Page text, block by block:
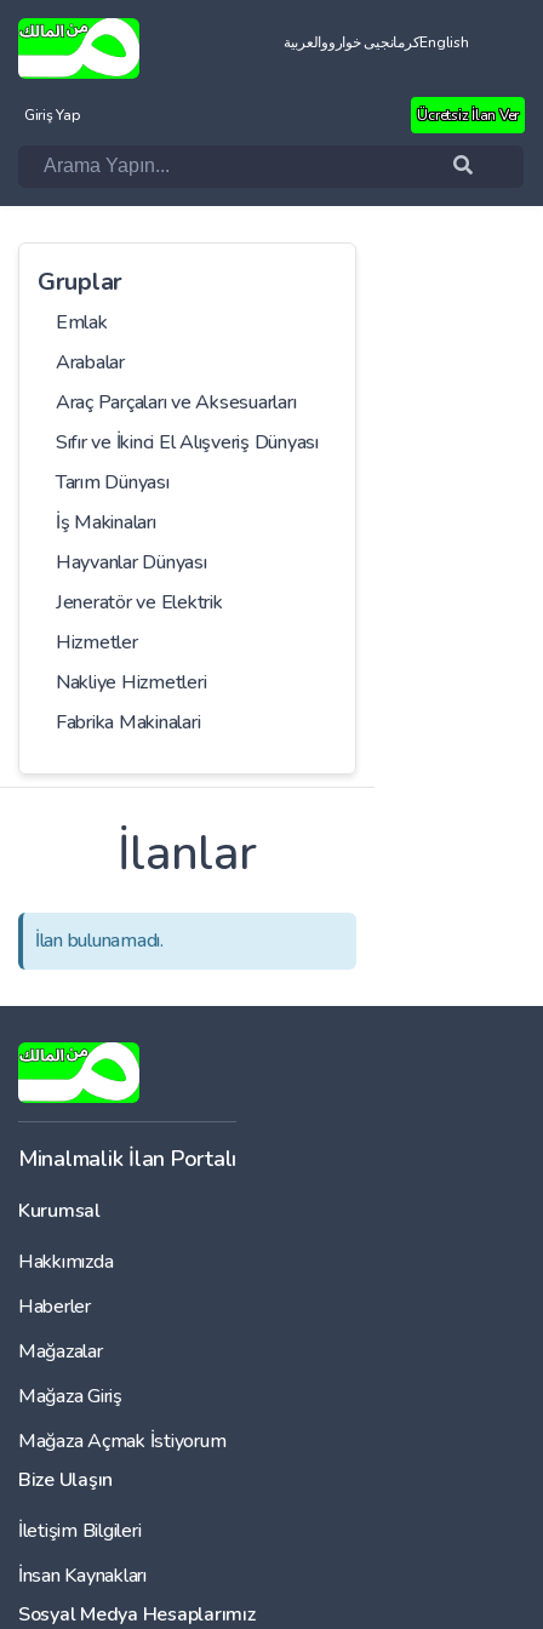
العربيةکرمانجیی خوارووEnglish
Giriş Yap Ücretsiz İlan Ver
Gruplar
Emlak
Arabalar
Araç Parçaları ve Aksesuarları
Sıfır ve İkinci El Alışveriş Dünyası
Tarım Dünyası
İş Makinaları
Hayvanlar Dünyası
Jeneratör ve Elektrik
Hizmetler
Nakliye Hizmetleri
Fabrika Makinalari
İlanlar
İlan bulunamadı.
Minalmalik İlan Portalı
Kurumsal
Hakkımızda
Haberler
Mağazalar
Mağaza Giriş
Mağaza Açmak İstiyorum
Bize Ulaşın
İletişim Bilgileri
İnsan Kaynakları
Sosyal Medya Hesaplarımız